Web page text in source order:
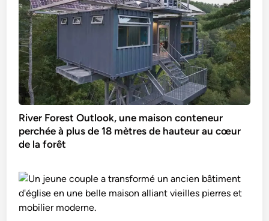
River Forest Outlook, une maison conteneur
perchée à plus de 18 mètres de hauteur au cœur
de la forêt